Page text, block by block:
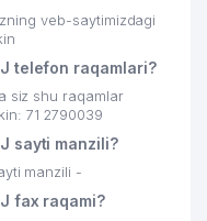
TIBBIY
882 м
885 м
veb-saytimizdagi
telefon raqamlari?
siz shu raqamlar
71 2790039
sayti manzili?
manzili -
fax raqami?